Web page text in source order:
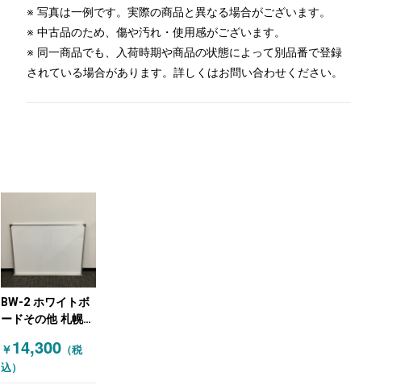
※ 写真は一例です。実際の商品と異なる場合がございます。
※ 中古品のため、傷や汚れ・使用感がございます。
※ 同一商品でも、入荷時期や商品の状態によって別品番で登録
されている場合があります。詳しくはお問い合わせください。
BW-2 ホワイトボ
ードその他 札幌限
￥14,300（税
込）